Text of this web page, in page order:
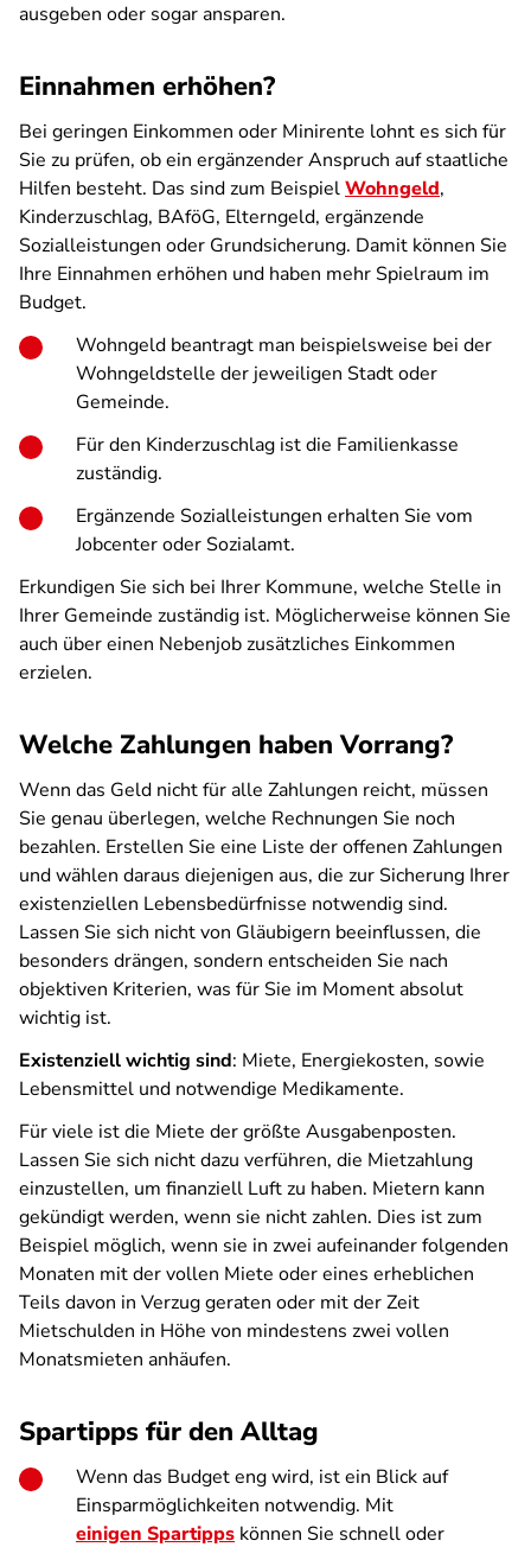
ausgeben oder sogar ansparen.
Einnahmen erhöhen?
Bei geringen Einkommen oder Minirente lohnt es sich für
Sie zu prüfen, ob ein ergänzender Anspruch auf staatliche
Hilfen besteht. Das sind zum BeispielWohngeld,
Kinderzuschlag, BAföG, Elterngeld, ergänzende
Sozialleistungen oder Grundsicherung. Damit können Sie
Ihre Einnahmen erhöhen und haben mehr Spielraum im
Budget.
Wohngeld beantragt man beispielsweise bei der
Wohngeldstelle der jeweiligen Stadt oder
Gemeinde.
Für den Kinderzuschlag ist die Familienkasse
zuständig.
Ergänzende Sozialleistungen erhalten Sie vom
Jobcenter oder Sozialamt.
Erkundigen Sie sich bei Ihrer Kommune, welche Stelle in
Ihrer Gemeinde zuständig ist. Möglicherweise können Sie
auch über einen Nebenjob zusätzliches Einkommen
erzielen.
Welche Zahlungen haben Vorrang?
Wenn das Geld nicht für alle Zahlungen reicht, müssen
Sie genau überlegen, welche Rechnungen Sie noch
bezahlen. Erstellen Sie eine Liste der offenen Zahlungen
und wählen daraus diejenigen aus, die zur Sicherung Ihrer
existenziellen Lebensbedürfnisse notwendig sind.
Lassen Sie sich nicht von Gläubigern beeinflussen, die
besonders drängen, sondern entscheiden Sie nach
objektiven Kriterien, was für Sie im Moment absolut
wichtig ist.
Existenziell wichtig sind: Miete, Energiekosten, sowie
Lebensmittel und notwendige Medikamente.
Für viele ist die Miete der größte Ausgabenposten.
Lassen Sie sich nicht dazu verführen, die Mietzahlung
einzustellen, um finanziell Luft zu haben. Mietern kann
gekündigt werden, wenn sie nicht zahlen. Dies ist zum
Beispiel möglich, wenn sie in zwei aufeinander folgenden
Monaten mit der vollen Miete oder eines erheblichen
Teils davon in Verzug geraten oder mit der Zeit
Mietschulden in Höhe von mindestens zwei vollen
Monatsmieten anhäufen.
Spartipps für den Alltag
Wenn das Budget eng wird, ist ein Blick auf
Einsparmöglichkeiten notwendig. Mit
einigen Spartipps können Sie schnell oder